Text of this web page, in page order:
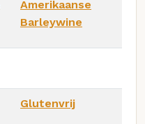
Amerikaanse
Barleywine
Glutenvrij